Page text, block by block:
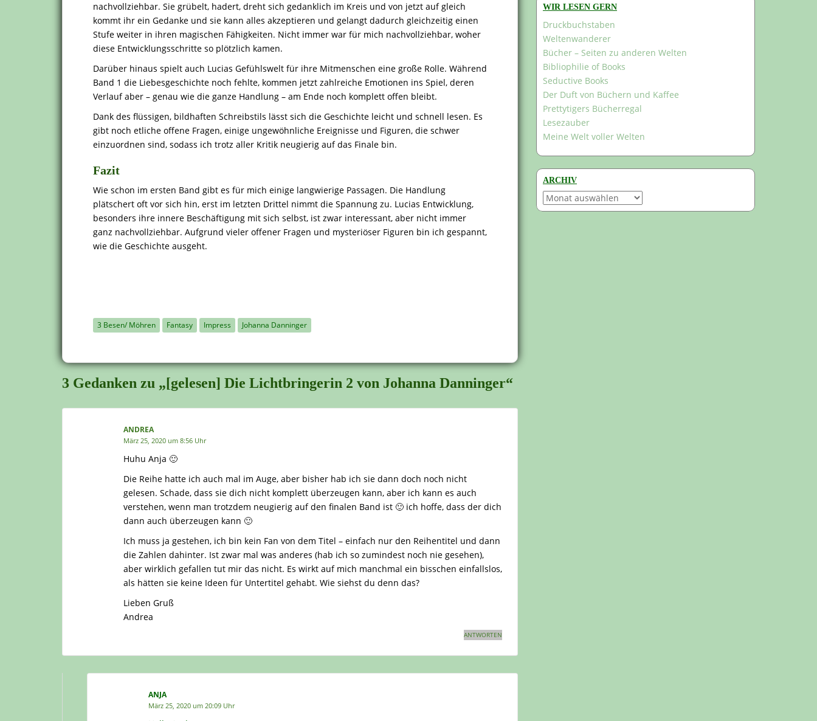
nachvollziehbar. Sie grübelt, hadert, dreht sich gedanklich im Kreis und von jetzt auf gleich
kommt ihr ein Gedanke und sie kann alles akzeptieren und gelangt dadurch gleichzeitig einen
Stufe weiter in ihren magischen Fähigkeiten. Nicht immer war für mich nachvollziehbar, woher
diese Entwicklungsschritte so plötzlich kamen.
Darüber hinaus spielt auch Lucias Gefühlswelt für ihre Mitmenschen eine große Rolle. Während
Band 1 die Liebesgeschichte noch fehlte, kommen jetzt zahlreiche Emotionen ins Spiel, deren
Verlauf aber – genau wie die ganze Handlung – am Ende noch komplett offen bleibt.
Dank des flüssigen, bildhaften Schreibstils lässt sich die Geschichte leicht und schnell lesen. Es
gibt noch etliche offene Fragen, einige ungewöhnliche Ereignisse und Figuren, die schwer
einzuordnen sind, sodass ich trotz aller Kritik neugierig auf das Finale bin.
Fazit
Wie schon im ersten Band gibt es für mich einige langwierige Passagen. Die Handlung
plätschert oft vor sich hin, erst im letzten Drittel nimmt die Spannung zu. Lucias Entwicklung,
besonders ihre innere Beschäftigung mit sich selbst, ist zwar interessant, aber nicht immer
ganz nachvollziehbar. Aufgrund vieler offener Fragen und mysteriöser Figuren bin ich gespannt,
wie die Geschichte ausgeht.
3 Besen/ Möhren Fantasy Impress Johanna Danninger
3 Gedanken zu „[gelesen] Die Lichtbringerin 2 von Johanna Danninger“
ANDREA
März 25, 2020 um 8:56 Uhr
Huhu Anja 🙂
Die Reihe hatte ich auch mal im Auge, aber bisher hab ich sie dann doch noch nicht
gelesen. Schade, dass sie dich nicht komplett überzeugen kann, aber ich kann es auch
verstehen, wenn man trotzdem neugierig auf den finalen Band ist 🙂 ich hoffe, dass der dich
dann auch überzeugen kann 🙂
Ich muss ja gestehen, ich bin kein Fan von dem Titel – einfach nur den Reihentitel und dann
die Zahlen dahinter. Ist zwar mal was anderes (hab ich so zumindest noch nie gesehen),
aber wirklich gefallen tut mir das nicht. Es wirkt auf mich manchmal ein bisschen einfallslos,
als hätten sie keine Ideen für Untertitel gehabt. Wie siehst du denn das?
Lieben Gruß
Andrea
ANTWORTEN
ANJA
März 25, 2020 um 20:09 Uhr
WIR LESEN GERN
Druckbuchstaben
Weltenwanderer
Bücher – Seiten zu anderen Welten
Bibliophilie of Books
Seductive Books
Der Duft von Büchern und Kaffee
Prettytigers Bücherregal
Lesezauber
Meine Welt voller Welten
ARCHIV
Archiv